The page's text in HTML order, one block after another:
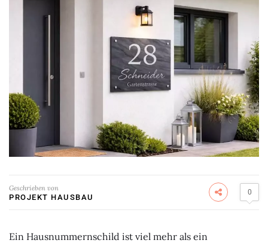
Geschrieben von
PROJEKT HAUSBAU
0
Ein Hausnummernschild ist viel mehr als ein